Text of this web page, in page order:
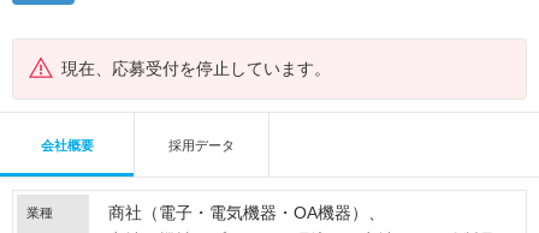
現在、応募受付を停止しています。
会社概要 採用データ
業種
商社（電子・電気機器・OA機器）